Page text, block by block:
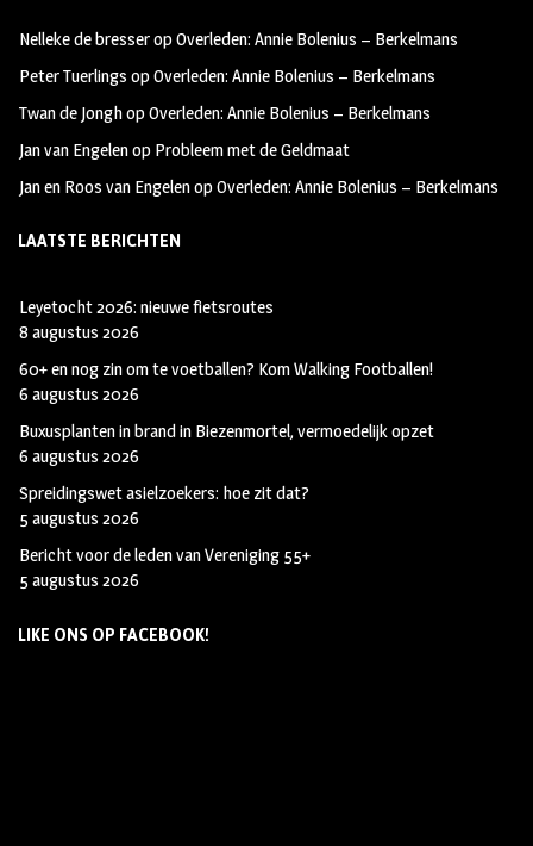
kr
a
e
r
Nelleke de bresseropOverleden: Annie Bolenius – Berkelmans
Peter Tuerlings opOverleden: Annie Bolenius – Berkelmans
Twan de JonghopOverleden: Annie Bolenius – Berkelmans
Jan van Engelenop Probleem met de Geldmaat
Jan en Roos van EngelenopOverleden: Annie Bolenius – Berkelmans
LAATSTE BERICHTEN
Leyetocht 2026: nieuwe fietsroutes
8 augustus 2026
60+ en nog zin om te voetballen? Kom Walking Footballen!
6 augustus 2026
Buxusplanten in brand in Biezenmortel, vermoedelijk opzet
6 augustus 2026
Spreidingswet asielzoekers: hoe zit dat?
5 augustus 2026
Bericht voor de leden van Vereniging 55+
5 augustus 2026
LIKE ONS OP FACEBOOK!